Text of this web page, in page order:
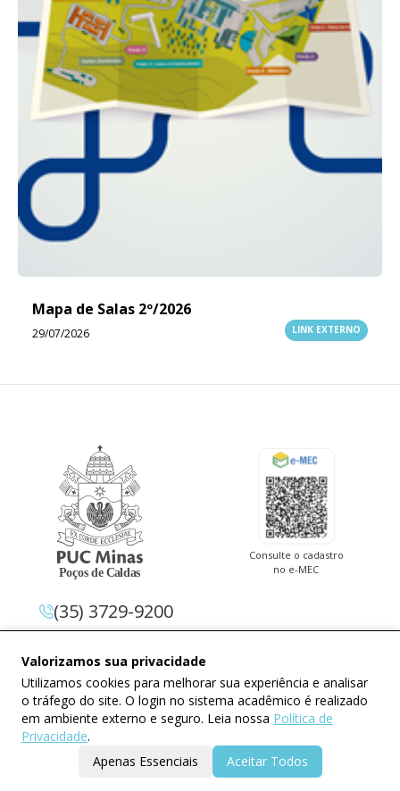
Mapa de Salas 2º/2026
29/07/2026 LINK EXTERNO
Valorizamos sua privacidade
Utilizamos cookies para melhorar sua experiência e analisar
o tráfego do site. O login no sistema acadêmico é realizado
em ambiente externo e seguro. Leia nossa Política de
Privacidade.
Apenas Essenciais
Aceitar Todos
Consulte o cadastro
no e-MEC
(35) 3729-9200
Jardim Country Club 37.714-620 –
Poços De Caldas – Minas Gerais